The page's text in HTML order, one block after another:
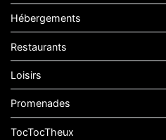
Hébergements
Restaurants
Loisirs
Promenades
TocTocTheux